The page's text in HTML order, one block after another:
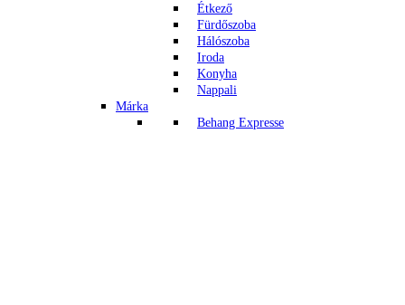
Étkező
Fürdőszoba
Hálószoba
Iroda
Konyha
Nappali
Márka
Behang Expresse